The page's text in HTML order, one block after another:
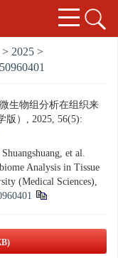
> 2025 >
生物组分析在组织来
版）, 2025, 56(5):
et al.
Analysis in Tissue
(Medical Sciences),